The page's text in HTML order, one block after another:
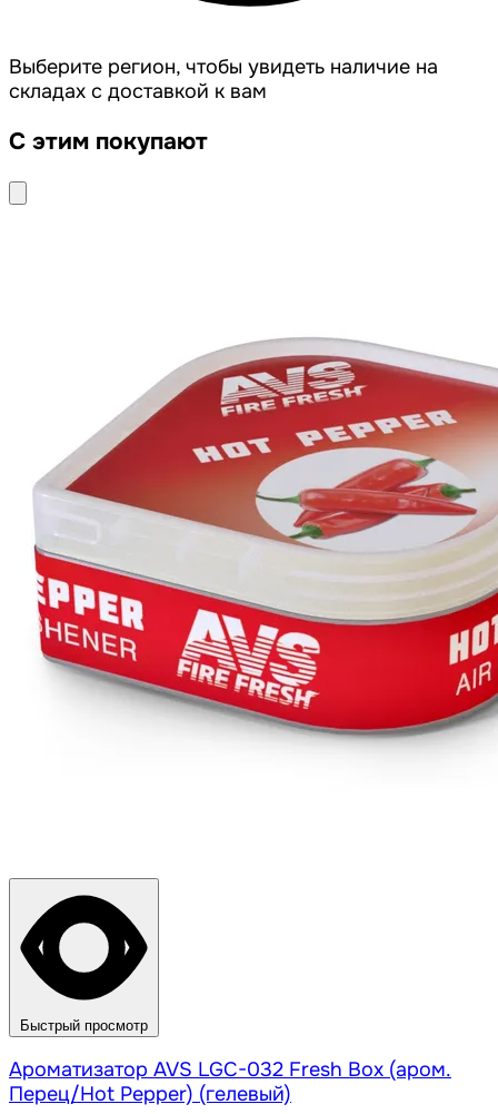
Выберите регион, чтобы увидеть наличие на
складах с доставкой к вам
С этим покупают
Быстрый просмотр
Ароматизатор AVS LGC-032 Fresh Box (аром.
Перец/Hot Pepper) (гелевый)